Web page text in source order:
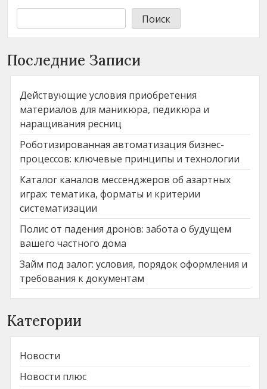
Поиск
Последние Записи
Действующие условия приобретения
материалов для маникюра, педикюра и
наращивания ресниц
Роботизированная автоматизация бизнес-
процессов: ключевые принципы и технологии
Каталог каналов мессенджеров об азартных
играх: тематика, форматы и критерии
систематизации
Полис от падения дронов: забота о будущем
вашего частного дома
Займ под залог: условия, порядок оформления и
требования к документам
Категории
Новости
Новости плюс